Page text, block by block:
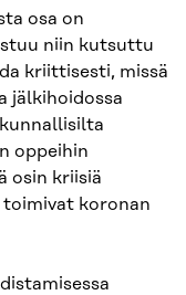
osa on
niin kutsuttu
kriittisesti, missä
jälkihoidossa
oppeihin
osin kriisiä
koronan